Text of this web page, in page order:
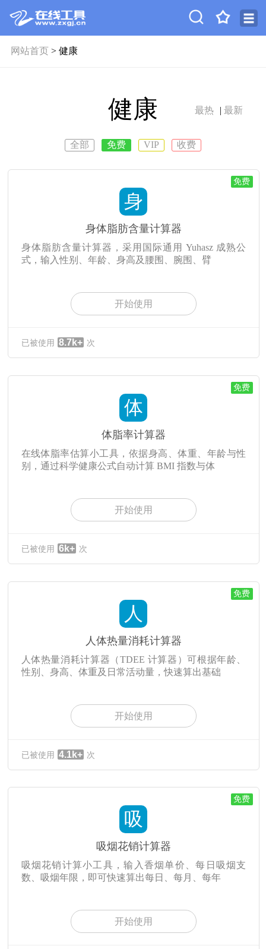
网站首页> 健康
最热 | 最新
健康
全部 免费 VIP 收费
免费
身
身体脂肪含量计算器
身体脂肪含量计算器，采用国际通用 Yuhasz 成熟公
式，输入性别、年龄、身高及腰围、腕围、臂
开始使用
已被使用 8.7k+ 次
免费
体
体脂率计算器
在线体脂率估算小工具，依据身高、体重、年龄与性
别，通过科学健康公式自动计算 BMI 指数与体
开始使用
已被使用 6k+ 次
免费
人
人体热量消耗计算器
人体热量消耗计算器（TDEE 计算器）可根据年龄、
性别、身高、体重及日常活动量，快速算出基础
开始使用
已被使用 4.1k+ 次
免费
吸
吸烟花销计算器
吸烟花销计算小工具，输入香烟单价、每日吸烟支
数、吸烟年限，即可快速算出每日、每月、每年
开始使用